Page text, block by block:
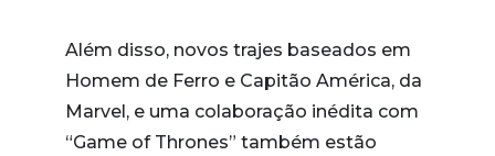
Além disso, novos trajes baseados em
Homem de Ferro e Capitão América, da
Marvel, e uma colaboração inédita com
“Game of Thrones” também estão